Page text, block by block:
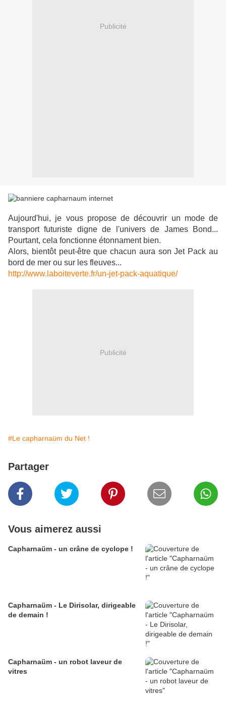
Publicité
Aujourd'hui, je vous propose de découvrir un mode de
transport futuriste digne de l'univers de James Bond...
Pourtant, cela fonctionne étonnament bien.
Alors, bientôt peut-être que chacun aura son Jet Pack au
bord de mer ou sur les fleuves...
http://www.laboiteverte.fr/un-jet-pack-aquatique/
Publicité
#Le capharnaüm du Net !
Partager
Vous aimerez aussi
Capharnaüm - un crâne de cyclope !
Capharnaüm - Le Dirisolar, dirigeable
de demain !
Capharnaüm - un robot laveur de
vitres